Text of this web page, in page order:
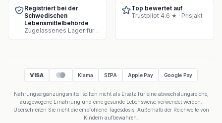
Registriert bei der
Schwedischen
Lebensmittelbehörde
Zugelassenes Lager für Supplement-Verkauf
Top bewertet auf
Trustpilot 4.6 ★ · Prisjakt
VISA Klarna SEPA Apple Pay Google Pay
Nahrungsergänzungsmittel sollten nicht als Ersatz für eine abwechslungsreiche,
ausgewogene Ernährung und eine gesunde Lebensweise verwendet werden.
Überschreiten Sie nicht die empfohlene Tagesdosis. Außerhalb der Reichweite von
Kindern aufbewahren.